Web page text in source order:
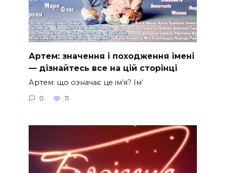
Артем: значення і походження імені
— дізнайтесь все на цій сторінці
Артем: що означає це ім’я? Ім’
0 11